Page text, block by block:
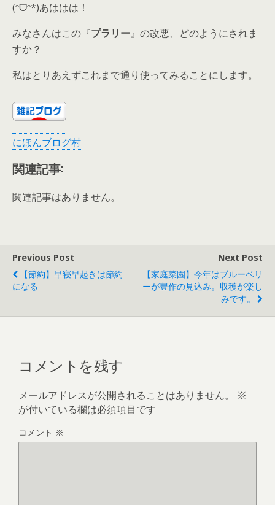
(ᵔᗜᵔ*)あははは！
みなさんはこの『プラリー』の改悪、どのようにされま
すか？
私はとりあえずこれまで通り使ってみることにします。
にほんブログ村
関連記事:
関連記事はありません。
Previous Post
【節約】早寝早起きは節約
になる
Next Post
【家庭菜園】今年はブルーベリ
ーが豊作の見込み。収穫が楽し
みです。
コメントを残す
メールアドレスが公開されることはありません。
※
が付いている欄は必須項目です
コメント ※